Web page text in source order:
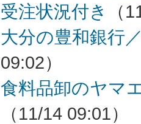
受注状況付き
（
大分の豊和銀行
09:02）
食料品卸のヤマ
（11/14 09:01）